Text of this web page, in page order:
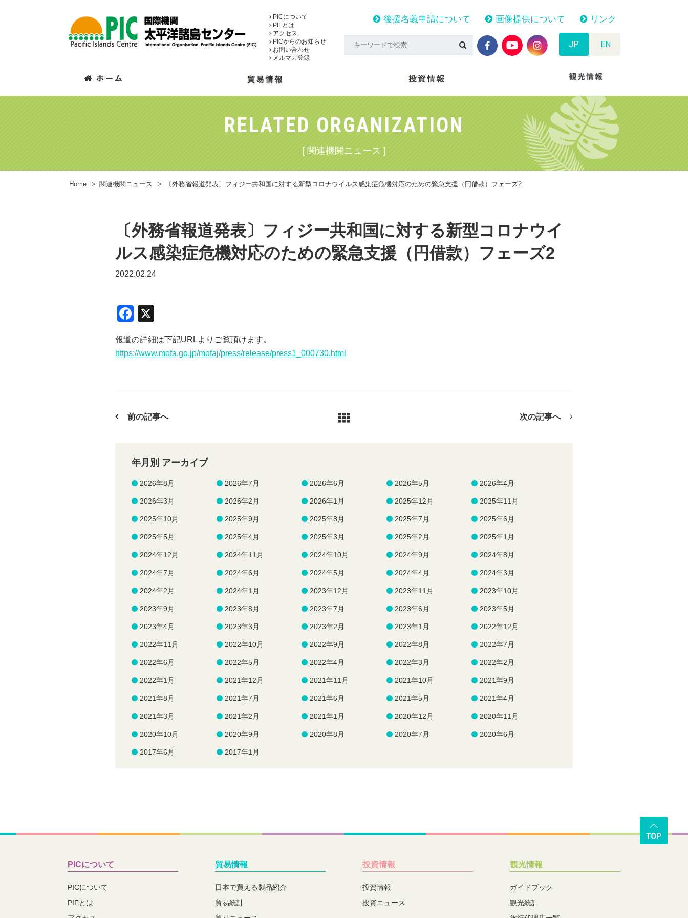
PICについて
PIFとは
アクセス
PICからのお知らせ
お問い合わせ
メルマガ登録
後援名義申請について 画像提供について リンク
JP EN
RELATED ORGANIZATION
[ 関連機関ニュース ]
Home > 関連機関ニュース > 〔外務省報道発表〕フィジー共和国に対する新型コロナウイルス感染症危機対応のための緊急支援（円借款）フェーズ2
〔外務省報道発表〕フィジー共和国に対する新型コロナウイ
ルス感染症危機対応のための緊急支援（円借款）フェーズ2
2022.02.24
F
c
e
o
o
報道の詳細は下記URLよりご覧頂けます。
https://www.mofa.go.jp/mofaj/press/release/press1_000730.html
前の記事へ 次の記事へ
年月別 アーカイブ
2026年8月 2026年7月 2026年6月 2026年5月 2026年4月
2026年3月 2026年2月 2026年1月 2025年12月 2025年11月
2025年10月 2025年9月 2025年8月 2025年7月 2025年6月
2025年5月 2025年4月 2025年3月 2025年2月 2025年1月
2024年12月 2024年11月 2024年10月 2024年9月 2024年8月
2024年7月 2024年6月 2024年5月 2024年4月 2024年3月
2024年2月 2024年1月 2023年12月 2023年11月 2023年10月
2023年9月 2023年8月 2023年7月 2023年6月 2023年5月
2023年4月 2023年3月 2023年2月 2023年1月 2022年12月
2022年11月 2022年10月 2022年9月 2022年8月 2022年7月
2022年6月 2022年5月 2022年4月 2022年3月 2022年2月
2022年1月 2021年12月 2021年11月 2021年10月 2021年9月
2021年8月 2021年7月 2021年6月 2021年5月 2021年4月
2021年3月 2021年2月 2021年1月 2020年12月 2020年11月
2020年10月 2020年9月 2020年8月 2020年7月 2020年6月
2017年6月 2017年1月
PICについて
PICについて
PIFとは
貿易情報
日本で買える製品紹介
貿易統計
投資情報
投資情報
投資ニュース
観光情報
ガイドブック
観光統計